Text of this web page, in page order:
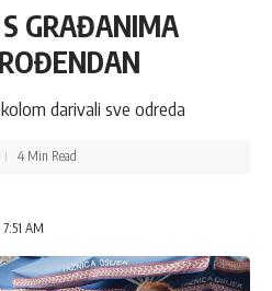
S GRAĐANIMA
darivali sve odreda
AM
4 Min Read